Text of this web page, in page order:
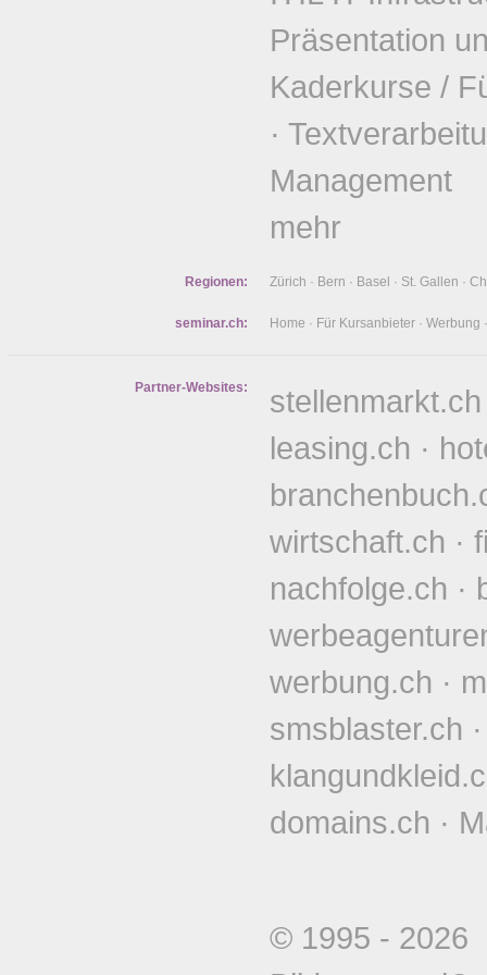
Präsentation
Kaderkurse /
·
Management
mehr
Regionen: Zürich · Bern · Basel · St. Gallen ·
seminar.ch: Home · Für Kursanbieter · Werbung
Partner-Websites: stellenmarkt.ch
leasing.ch ·
wirtschaft.ch ·
nachfolge.ch ·
werbung.ch ·
smsblaster.ch
domains.ch ·
© 1995 -